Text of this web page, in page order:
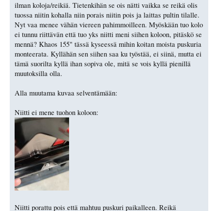
ilman koloja/reikiä. Tietenkihän se ois nätti vaikka se reikä olis
tuossa niitin kohalla niin porais niitin pois ja laittas pultin tilalle.
Nyt vaa menee vähän viereen pahimmoilleen. Myöskään tuo kolo
ei tunnu riittävän että tuo yks niitti meni siihen koloon, pitäskö se
mennä? Khaos 155" tässä kyseessä mihin koitan moista puskuria
monteerata. Kyllähän sen siihen saa ku työstää, ei siinä, mutta ei
tämä suorilta kyllä ihan sopiva ole, mitä se vois kyllä pienillä
muutoksilla olla.
Alla muutama kuvaa selventämään:
Niitti ei mene tuohon koloon:
Niitti porattu pois että mahtuu puskuri paikalleen. Reikä